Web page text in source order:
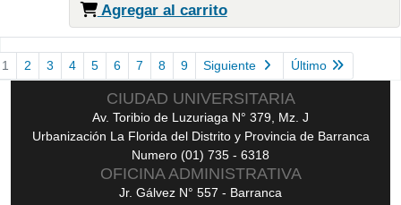
Agregar al carrito
1 2 3 4 5 6 7 8 9 Siguiente Último
CIUDAD UNIVERSITARIA
Av. Toribio de Luzuriaga N° 379, Mz. J
Urbanización La Florida del Distrito y Provincia de Barranca
Numero (01) 735 - 6318
OFICINA ADMINISTRATIVA
Jr. Gálvez N° 557 - Barranca